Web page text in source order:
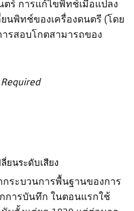
ร์ การแก้ไขพิทช์เมื่อแปลง
นพิทช์ของเครื่องดนตรี (โดย
ารสอบโกตสามารถของ
ยนระดับเสียง
กระบวนการพื้นฐานของการ
การบันทึก ในตอนแรกใช้